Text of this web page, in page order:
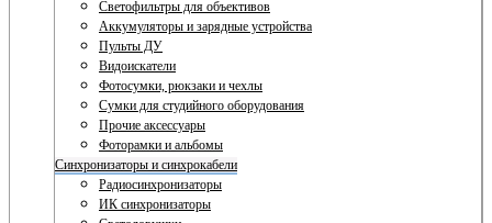
Светофильтры для объективов
Аккумуляторы и зарядные устройства
Пульты ДУ
Видоискатели
Фотосумки, рюкзаки и чехлы
Сумки для студийного оборудования
Прочие аксессуары
Фоторамки и альбомы
Синхронизаторы и синхрокабели
Радиосинхронизаторы
ИК синхронизаторы